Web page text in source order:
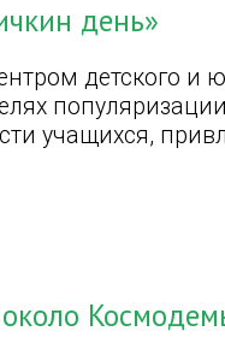
день»
детского и
учащихся,